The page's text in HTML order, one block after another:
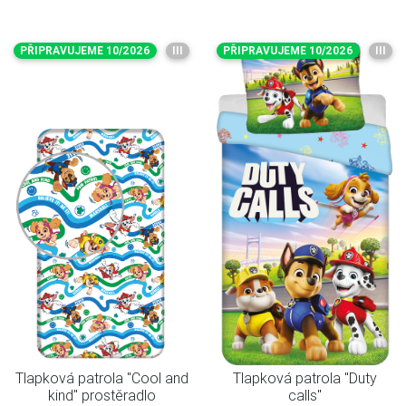
PŘIPRAVUJEME 10/2026 III
Tlapková patrola "Cool and
kind" prostěradlo
PŘIPRAVUJEME 10/2026 III
Tlapková patrola "Duty
calls"